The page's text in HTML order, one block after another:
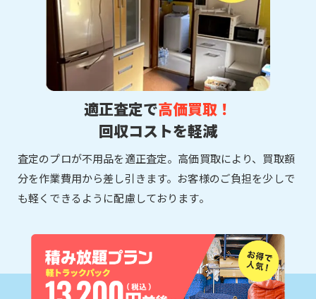
適正査定で高価買取！
回収コストを軽減
査定のプロが不用品を適正査定。高価買取により、買取額
分を作業費用から差し引きます。お客様のご負担を少しで
も軽くできるように配慮しております。